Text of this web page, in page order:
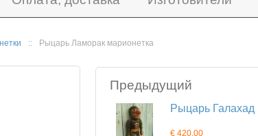
:: Рыцарь Ламорак марионетка
Предыдущий
Рыцарь Галахад
€ 420.00